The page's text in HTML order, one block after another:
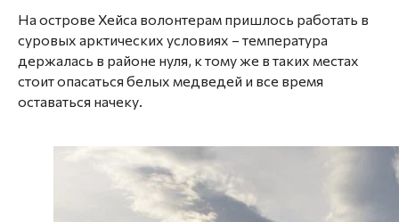
На острове Хейса волонтерам пришлось работать в
суровых арктических условиях – температура
держалась в районе нуля, к тому же в таких местах
стоит опасаться белых медведей и все время
оставаться начеку.